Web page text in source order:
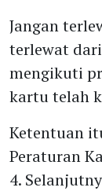
Jangan
terlewat
mengikuti
kartu telah
Ketentuan
Peraturan
4.